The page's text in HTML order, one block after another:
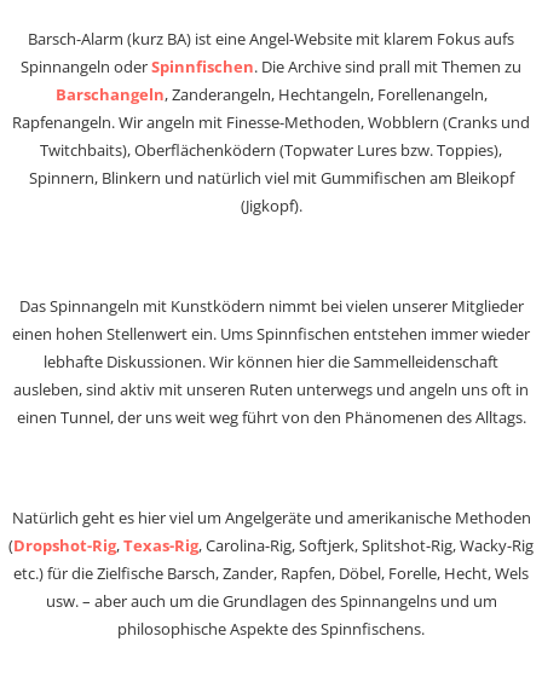
Barsch-Alarm (kurz BA) ist eine Angel-Website mit klarem Fokus aufs
Spinnangeln oderSpinnfischen. Die Archive sind prall mit Themen zu
Barschangeln, Zanderangeln, Hechtangeln, Forellenangeln,
Rapfenangeln. Wir angeln mit Finesse-Methoden, Wobblern (Cranks und
Twitchbaits), Oberflächenködern (Topwater Lures bzw. Toppies),
Spinnern, Blinkern und natürlich viel mit Gummifischen am Bleikopf
(Jigkopf).
Das Spinnangeln mit Kunstködern nimmt bei vielen unserer Mitglieder
einen hohen Stellenwert ein. Ums Spinnfischen entstehen immer wieder
lebhafte Diskussionen. Wir können hier die Sammelleidenschaft
ausleben, sind aktiv mit unseren Ruten unterwegs und angeln uns oft in
einen Tunnel, der uns weit weg führt von den Phänomenen des Alltags.
Natürlich geht es hier viel um Angelgeräte und amerikanische Methoden
(Dropshot-Rig,Texas-Rig, Carolina-Rig, Softjerk, Splitshot-Rig, Wacky-Rig
etc.) für die Zielfische Barsch, Zander, Rapfen, Döbel, Forelle, Hecht, Wels
usw. – aber auch um die Grundlagen des Spinnangelns und um
philosophische Aspekte des Spinnfischens.